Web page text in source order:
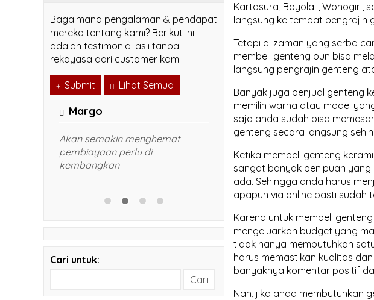
Kartasura, Boyolali, Wonogiri,
langsung ke tempat pengrajin
Tetapi di zaman yang serba
membeli genteng pun bisa
langsung pengrajin genteng
Banyak juga penjual genteng
memilih warna atau model
saja anda sudah bisa
genteng secara langsung
Ketika membeli genteng
sangat banyak penipuan
ada. Sehingga anda harus
apapun via online pasti sudah
Karena untuk membeli
mengeluarkan budget yang
tidak hanya membutuhkan
harus memastikan kualitas
banyaknya komentar positif
Nah, jika anda membutuhkan
Bagaimana pengalaman & pendapat
mereka tentang kami? Berikut ini
adalah testimonial asli tanpa
rekayasa dari customer kami.
Submit Lihat Semua
Margo
Akan semakin menghemat
pembiayaan perlu di
kembangkan
admin
Harga masih seperti di website
pak. Gambarnya juga. Posisi
kami di kartasura. Silahkan
bapak WA ke 081310470721
Cari untuk: